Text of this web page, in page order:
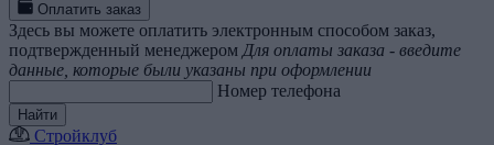
Оплатить заказ
Здесь вы можете оплатить электронным способом заказ,
подтвержденный менеджером Для оплаты заказа - введите
данные, которые были указаны при оформлении
Номер телефона
Найти
Стройклуб